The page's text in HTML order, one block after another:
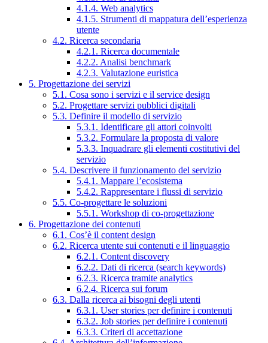
4.1.4. Web analytics
4.1.5. Strumenti di mappatura dell’esperienza
utente
4.2. Ricerca secondaria
4.2.1. Ricerca documentale
4.2.2. Analisi benchmark
4.2.3. Valutazione euristica
5. Progettazione dei servizi
5.1. Cosa sono i servizi e il service design
5.2. Progettare servizi pubblici digitali
5.3. Definire il modello di servizio
5.3.1. Identificare gli attori coinvolti
5.3.2. Formulare la proposta di valore
5.3.3. Inquadrare gli elementi costitutivi del
servizio
5.4. Descrivere il funzionamento del servizio
5.4.1. Mappare l’ecosistema
5.4.2. Rappresentare i flussi di servizio
5.5. Co-progettare le soluzioni
5.5.1. Workshop di co-progettazione
6. Progettazione dei contenuti
6.1. Cos’è il content design
6.2. Ricerca utente sui contenuti e il linguaggio
6.2.1. Content discovery
6.2.2. Dati di ricerca (search keywords)
6.2.3. Ricerca tramite analytics
6.2.4. Ricerca sui forum
6.3. Dalla ricerca ai bisogni degli utenti
6.3.1. User stories per definire i contenuti
6.3.2. Job stories per definire i contenuti
6.3.3. Criteri di accettazione